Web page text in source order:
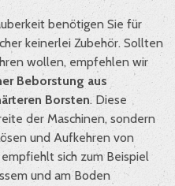
benötigen Sie für
keinerlei Zubehör. Sollten
wollen, empfehlen wir
Beborstung aus
Borsten. Diese
der Maschinen, sondern
und Aufkehren von
sich zum Beispiel
und am Boden